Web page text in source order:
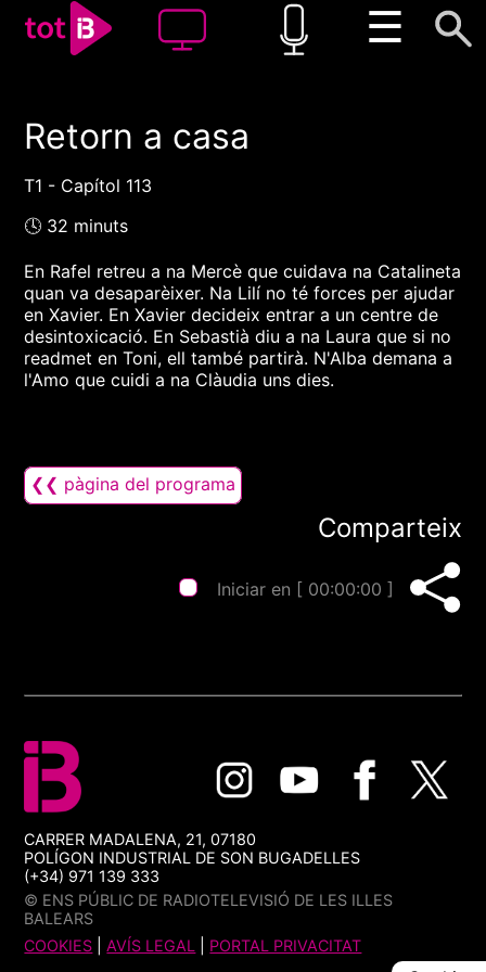
☰
00:00 00:00
Retorn a casa
T1 - Capítol 113
🕓 32 minuts
En Rafel retreu a na Mercè que cuidava na Catalineta
quan va desaparèixer. Na Lilí no té forces per ajudar
en Xavier. En Xavier decideix entrar a un centre de
desintoxicació. En Sebastià diu a na Laura que si no
readmet en Toni, ell també partirà. N'Alba demana a
l'Amo que cuidi a na Clàudia uns dies.
❮❮ pàgina del programa
Comparteix
Iniciar en [ 00:00:00 ]
CARRER MADALENA, 21, 07180
POLÍGON INDUSTRIAL DE SON BUGADELLES
(+34) 971 139 333
© ENS PÚBLIC DE RADIOTELEVISIÓ DE LES ILLES
BALEARS
COOKIES |AVÍS LEGAL PORTAL PRIVACITAT